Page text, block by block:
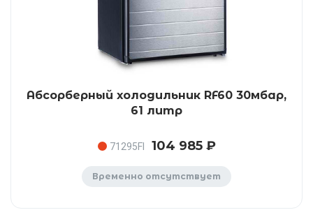
Абсорберный холодильник RF60 30мбар,
61 литр
71295FI 104 985 ₽
Временно отсутствует